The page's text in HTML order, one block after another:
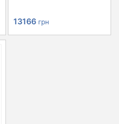
Первоначальная
цена
13166 грн
цена: